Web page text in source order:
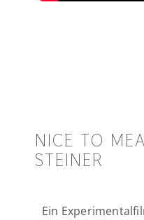
NICE TO
STEINER
Ein